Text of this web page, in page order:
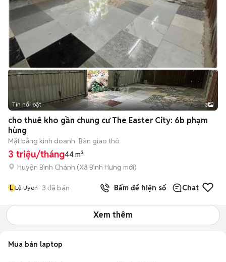
Tin nổi bật 3
cho thuê kho gần chung cư The Easter City: 6b phạm
hùng
Mặt bằng kinh doanh Bàn giao thô
3 triệu/tháng44 m²
Huyện Bình Chánh (Xã Bình Hưng mới)
L Lệ Uyên 3 đã bán Bấm để hiện số Chat
Xem thêm
Mua bán laptop